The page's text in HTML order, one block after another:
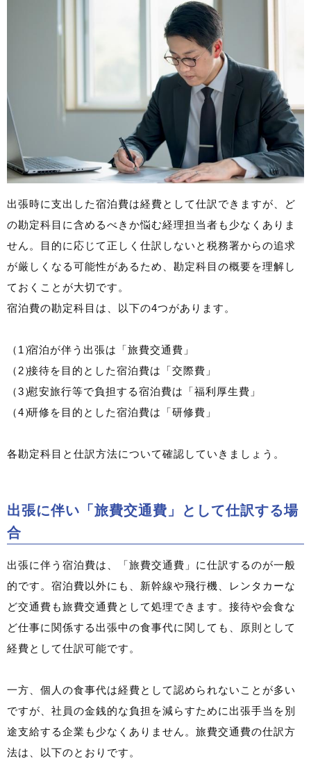
出張時に支出した宿泊費は経費として仕訳できますが、ど
の勘定科目に含めるべきか悩む経理担当者も少なくありま
せん。目的に応じて正しく仕訳しないと税務署からの追求
が厳しくなる可能性があるため、勘定科目の概要を理解し
ておくことが大切です。
宿泊費の勘定科目は、以下の4つがあります。
宿泊が伴う出張は「旅費交通費」
接待を目的とした宿泊費は「交際費」
慰安旅行等で負担する宿泊費は「福利厚生費」
研修を目的とした宿泊費は「研修費」
各勘定科目と仕訳方法について確認していきましょう。
出張に伴い「旅費交通費」として仕訳する場
合
出張に伴う宿泊費は、「旅費交通費」に仕訳するのが一般
的です。宿泊費以外にも、新幹線や飛行機、レンタカーな
ど交通費も旅費交通費として処理できます。接待や会食な
ど仕事に関係する出張中の食事代に関しても、原則として
経費として仕訳可能です。
一方、個人の食事代は経費として認められないことが多い
ですが、社員の金銭的な負担を減らすために出張手当を別
途支給する企業も少なくありません。旅費交通費の仕訳方
法は、以下のとおりです。